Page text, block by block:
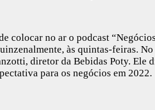
colocar no ar o podcast
às quintas-feiras.
diretor da Bebidas Poty. Ele
para os negócios em 2022.